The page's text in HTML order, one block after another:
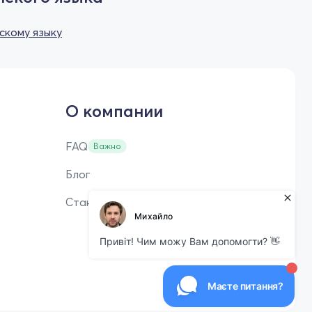
языку
О компании
FAQ Важно
Блог
Стань репетитором